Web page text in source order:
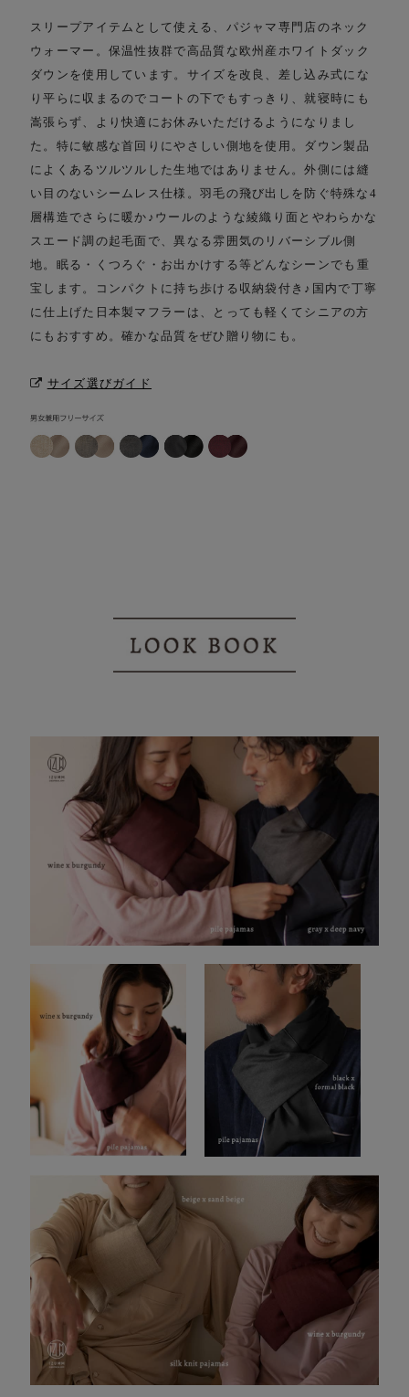
スリープアイテムとして使える、パジャマ専門店のネック
ウォーマー。 保温性抜群で高品質な欧州産ホワイトダック
ダウンを使用しています。 サイズを改良、差し込み式にな
り平らに収まるのでコートの下でもすっきり、就寝時にも
嵩張らず、より快適にお休みいただけるようになりまし
た。 特に敏感な首回りにやさしい側地を使用。ダウン製品
によくあるツルツルした生地ではありません。外側には縫
い目のないシームレス仕様。羽毛の飛び出しを防ぐ特殊な4
層構造でさらに暖か♪ ウールのような綾織り面とやわらかな
スエード調の起毛面で、異なる雰囲気のリバーシブル側
地。 眠る・くつろぐ・お出かけする等どんなシーンでも重
宝します。
コンパクトに持ち歩ける収納袋付き♪ 国内で丁寧
に仕上げた日本製マフラーは、とっても軽くてシニアの方
にもおすすめ。確かな品質をぜひ贈り物にも。
サイズ選びガイド